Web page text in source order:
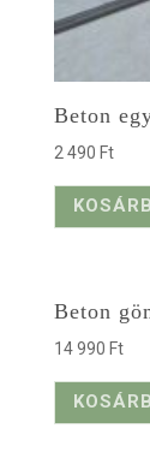
Beton
2 490 Ft
Beton
14 990 Ft